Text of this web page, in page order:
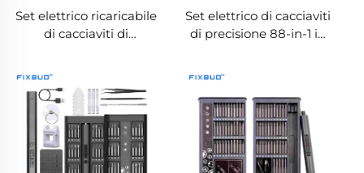
Set elettrico ricaricabile
di cacciaviti di
Set elettrico di cacciaviti
di precisione 88-in-1 in